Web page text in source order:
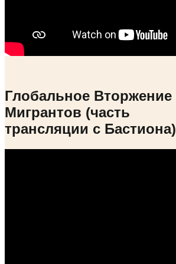
Глобальное Вторжение
Мигрантов (часть
трансляции с Бастиона)